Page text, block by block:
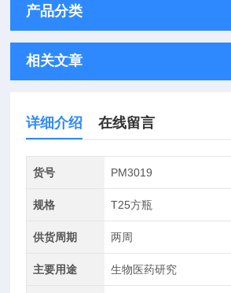
产品分类
相关文章
详细介绍 在线留言
货号 PM3019
规格 T25方瓶
供货周期 两周
主要用途 生物医药研究